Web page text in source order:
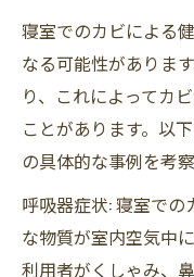
寝室でのカビによる
なる可能性がありま
り、これによってカ
ことがあります。以
の具体的な事例を考
呼吸器症状: 寝室で
な物質が室内空気中
利用者がくしゃみ、